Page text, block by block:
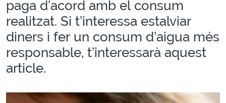
paga d’acord amb el consum
realitzat. Si t’interessa estalviar
diners i fer un consum d’aigua més
responsable, t’interessarà aquest
article.